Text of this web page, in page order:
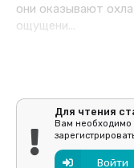
они оказывают
ощущени...
Для чтения
Вам необходимо
Войти